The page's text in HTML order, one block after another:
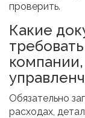
проверить.
Какие
Обязательно
расходах,